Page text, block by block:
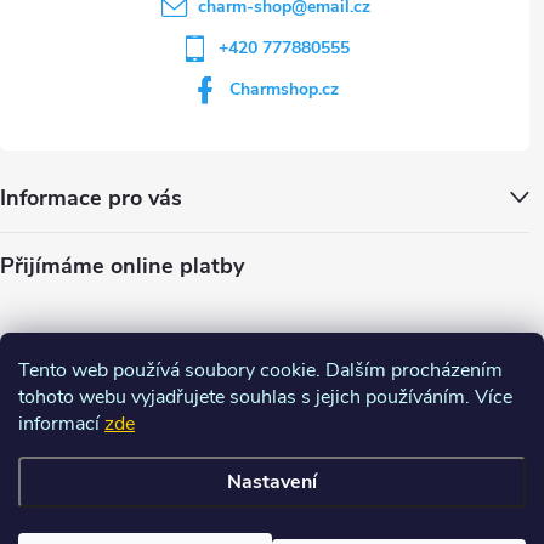
Tento web používá soubory cookie. Dalším procházením
tohoto webu vyjadřujete souhlas s jejich používáním. Více
informacízde
Nastavení
charm-shop@email.cz
+420 777880555
Charmshop.cz
Informace pro vás
Přijímáme online platby